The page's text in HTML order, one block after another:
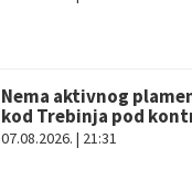
Nema aktivnog
kod Trebinja pod
07.08.2026. | 21:31